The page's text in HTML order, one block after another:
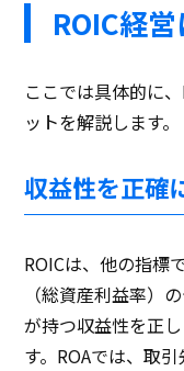
ROIC経
ここでは具体的に
ットを解説します。
収益性を正確
ROICは、他の指標
（総資産利益率）
が持つ収益性を正
す。ROAでは、取